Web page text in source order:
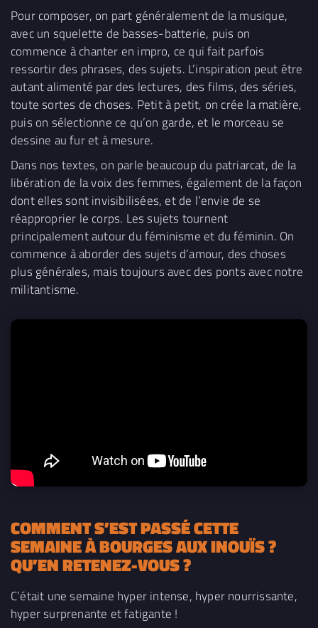
Pour composer, on part généralement de la musique,
avec un squelette de basses-batterie, puis on
commence à chanter en impro, ce qui fait parfois
ressortir des phrases, des sujets. L’inspiration peut être
autant alimenté par des lectures, des films, des séries,
toute sortes de choses. Petit à petit, on crée la matière,
puis on sélectionne ce qu’on garde, et le morceau se
dessine au fur et à mesure.
Dans nos textes, on parle beaucoup du patriarcat, de la
libération de la voix des femmes, également de la façon
dont elles sont invisibilisées, et de l’envie de se
réapproprier le corps. Les sujets tournent
principalement autour du féminisme et du féminin. On
commence à aborder des sujets d’amour, des choses
plus générales, mais toujours avec des ponts avec notre
militantisme.
COMMENT S’EST PASSÉ CETTE
SEMAINE À BOURGES AUX INOUÏS ?
QU’EN RETENEZ-VOUS ?
C’était une semaine hyper intense, hyper nourrissante,
hyper surprenante et fatigante !